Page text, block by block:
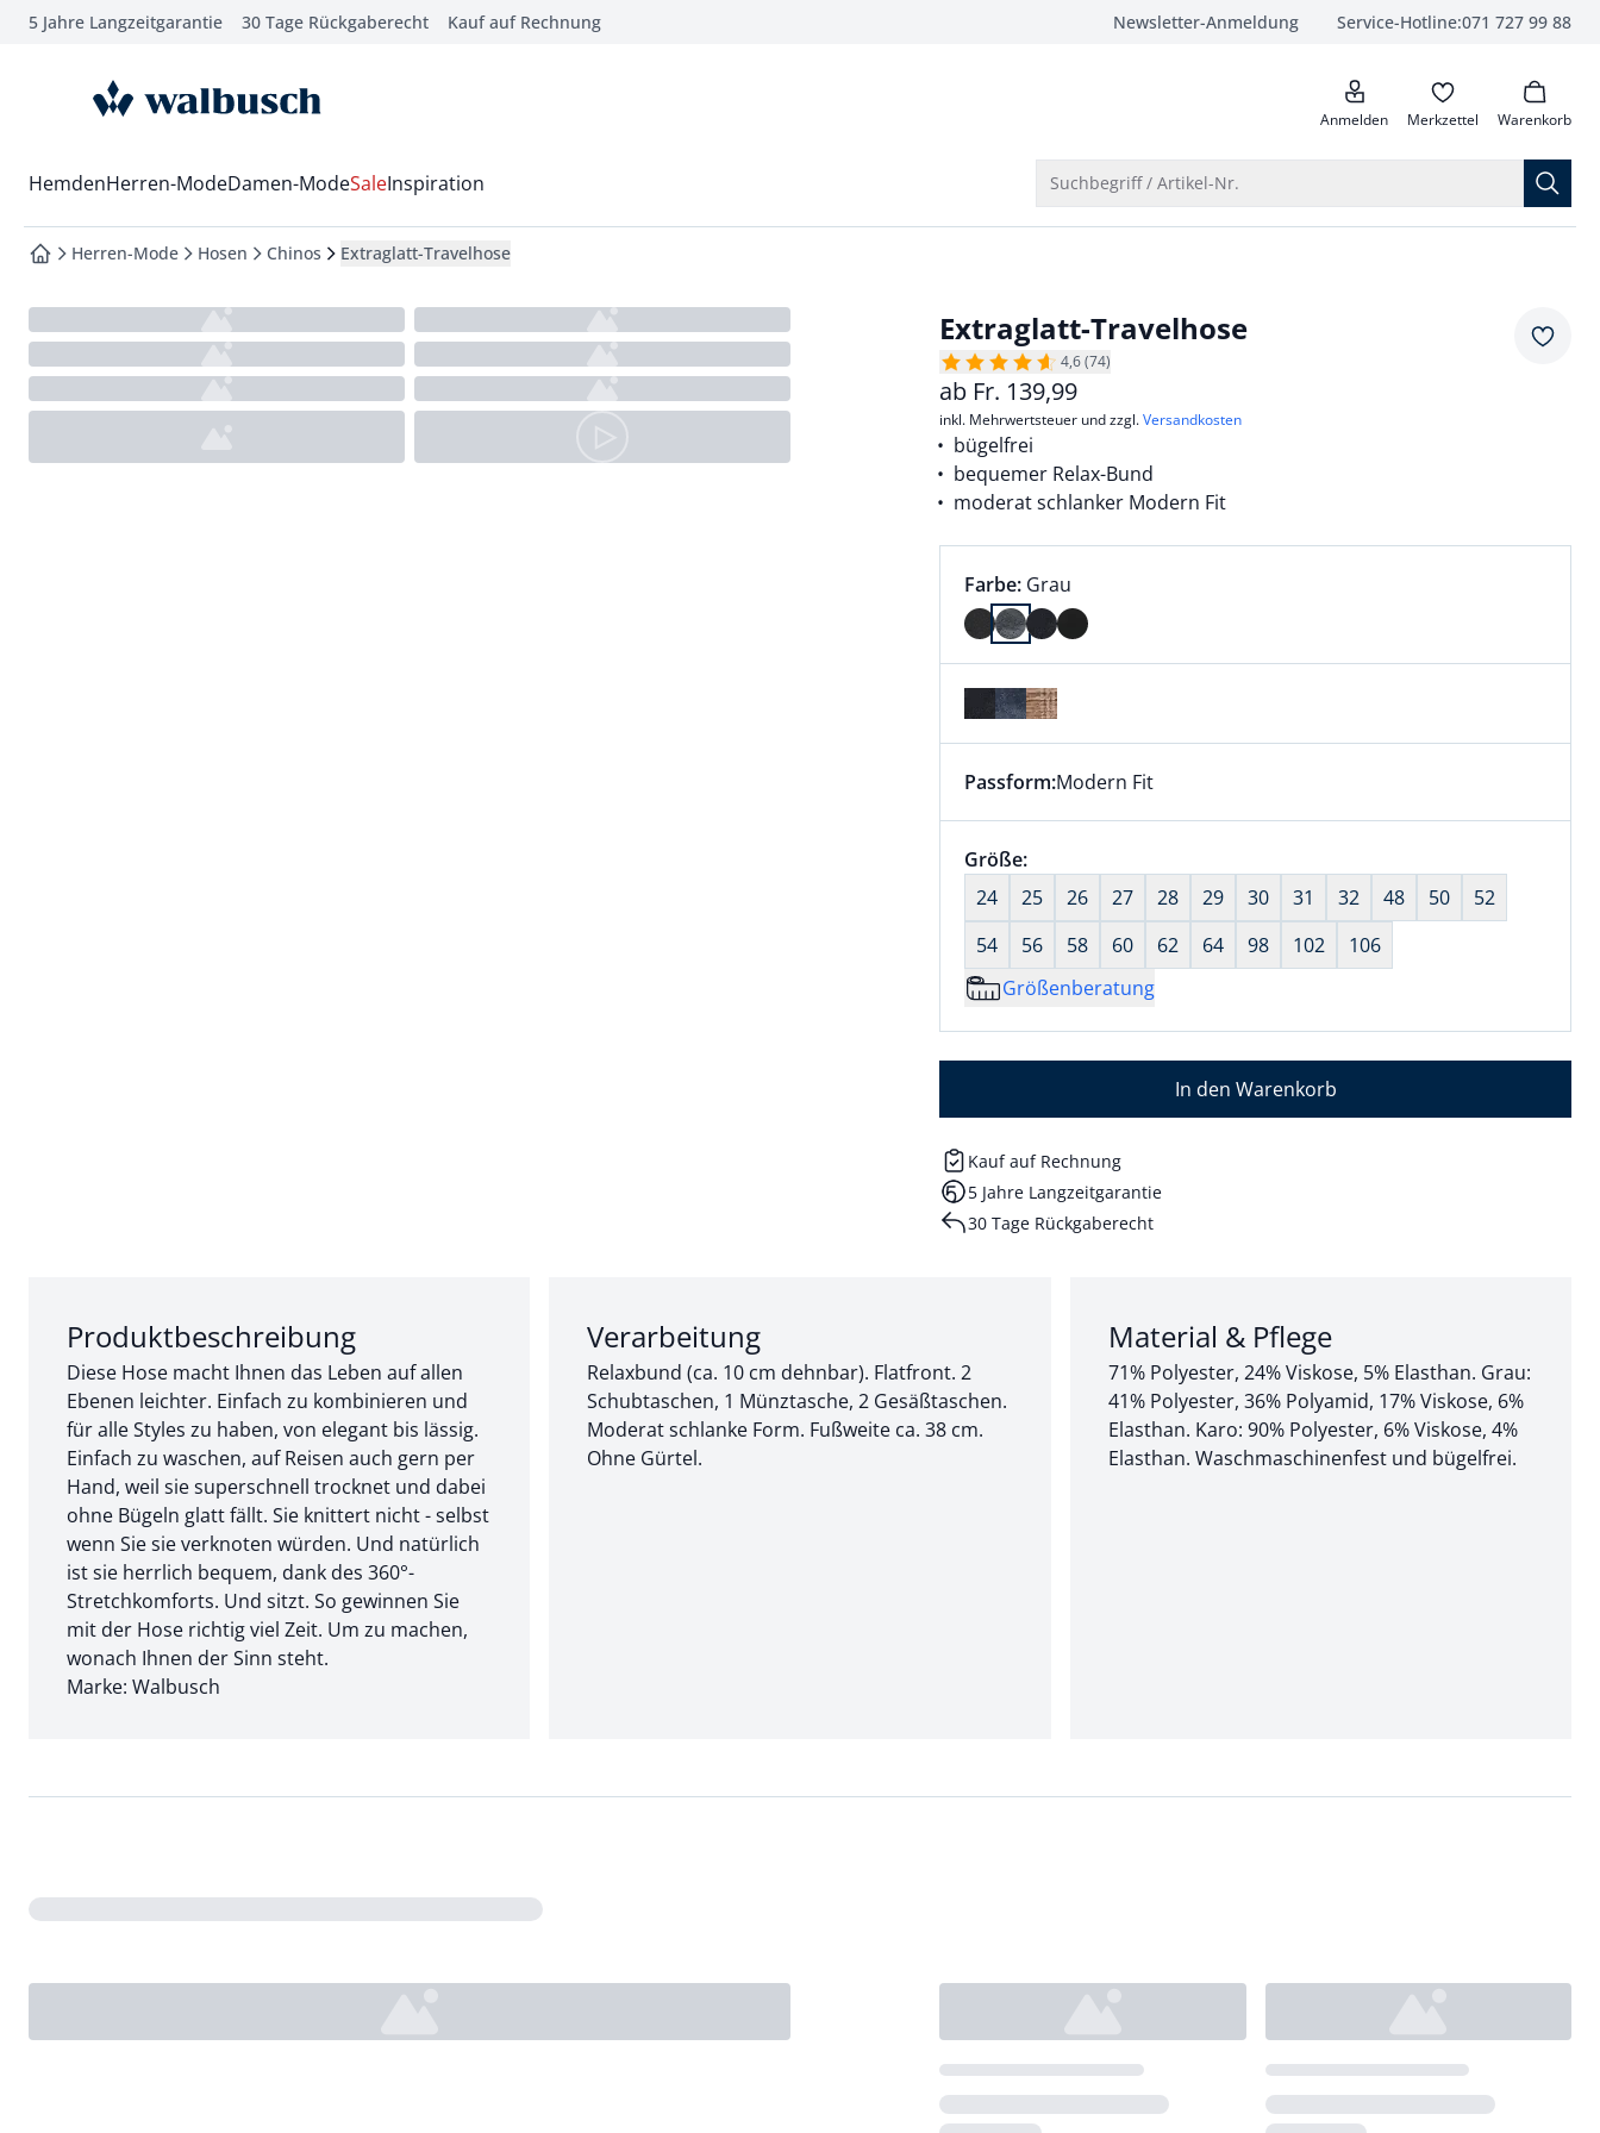
springen
springen
springen
5 Jahre Langzeitgarantie 30 Tage Rückgaberecht Kauf auf Rechnung Newsletter-Anmeldung Service-Hotline:071 727 99 88
anrufen
zur Startseite Anmelden Merkzettel Warenkorb
Wechsel in das Menü mit Pfeil-Runter Taste
HemdenHerren-ModeDamen-ModeSaleInspiration Suchbegriff / Artikel-Nr.
zur Startseite
Herren-Mode Hosen Chinos Extraglatt-Travelhose
Extraglatt-Travelhose
4,6 (74)
ab Fr. 139,99
inkl. Mehrwertsteuer und zzgl.Versandkosten
bügelfrei
bequemer Relax-Bund
moderat schlanker Modern Fit
Farbauswahl:
Farbe: aktuell ausgewählt:
Grau
Farbe Grau ausgewählt
Dieser Artikel hat die Passform Modern Fit. für Informationen zu
Passform:Modern Fit
Größenauswahl:
Größe:nichts ausgewählt
24
25 26 27 28 29 30 31 32 48 50
52
54
56 58 60 62 64 98 102
106
Größenberatung
In den Warenkorb
Kauf auf Rechnung
5 Jahre Langzeitgarantie
30 Tage Rückgaberecht
Abschnitt 1 von 3:
Produktbeschreibung
Diese Hose macht Ihnen das Leben auf allen
Ebenen leichter. Einfach zu kombinieren und
für alle Styles zu haben, von elegant bis lässig.
Einfach zu waschen, auf Reisen auch gern per
Hand, weil sie superschnell trocknet und dabei
ohne Bügeln glatt fällt. Sie knittert nicht - selbst
wenn Sie sie verknoten würden. Und natürlich
ist sie herrlich bequem, dank des 360°-
Stretchkomforts. Und sitzt. So gewinnen Sie
mit der Hose richtig viel Zeit. Um zu machen,
wonach Ihnen der Sinn steht.
Marke: Walbusch
Abschnitt 2 von 3:
Verarbeitung
Relaxbund (ca. 10 cm dehnbar). Flatfront. 2
Schubtaschen, 1 Münztasche, 2 Gesäßtaschen.
Moderat schlanke Form. Fußweite ca. 38 cm.
Ohne Gürtel.
Abschnitt 3 von 3:
Material & Pflege
71% Polyester, 24% Viskose, 5% Elasthan. Grau:
41% Polyester, 36% Polyamid, 17% Viskose, 6%
Elasthan. Karo: 90% Polyester, 6% Viskose, 4%
Elasthan. Waschmaschinenfest und bügelfrei.